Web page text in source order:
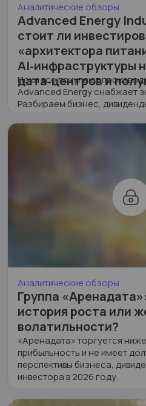
Аналитические обзоры
Advanced Energy
стоит ли
«архитектора
AI‑инфраструктуры
дата‑центров и
Пока все покупают
Advanced Energy снабжает
Разбираем бизнес,
Аналитические обзоры
Группа
история роста или
волатильности?
«Аренадата» торгуется
прибыльность и не имеет
перспективы бизнеса,
инвестора в 2026 году.
16 0 1 110